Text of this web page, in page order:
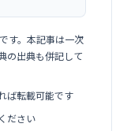
す。本記事は一次
の出典も併記して
ば転載可能です
ださい